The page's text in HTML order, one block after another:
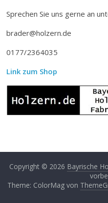
Sprechen Sie uns gerne an
brader@holzern.de
0177/2364035
Link zum Shop
Copyright © 2026 Bayrische
Theme: ColorMag von